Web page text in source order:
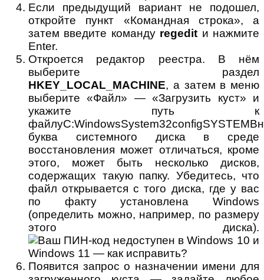
Если предыдущий вариант не подошел,
откройте пункт «Командная строка», а
затем введите команду regedit и нажмите
Enter.
Откроется редактор реестра. В нём
выберите раздел
HKEY_LOCAL_MACHINE, а затем в меню
выберите «Файл» — «Загрузить куст» и
укажите путь к
буква системного диска в среде
восстановления может отличаться, кроме
этого, может быть несколько дисков,
содержащих такую папку. Убедитесь, что
файл открывается с того диска, где у вас
по факту установлена Windows
(определить можно, например, по размеру
этого диска).
Появится запрос о назначении имени для